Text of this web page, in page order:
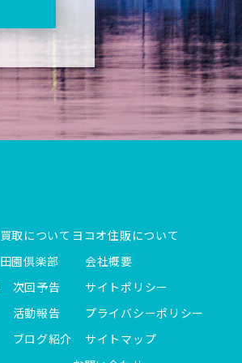
買取について
田園倶楽部
次回予告
活動報告
ブログ紹介
ヨコオ住販について
会社概要
サイトポリシー
プライバシーポリシー
サイトマップ